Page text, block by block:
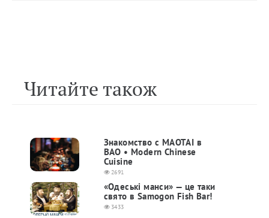
Читайте також
Знакомство с MAOTAI в
BAO • Modern Chinese
Cuisine
2691
«Одеські манси» — це таки
свято в Samogon Fish Bar!
3433